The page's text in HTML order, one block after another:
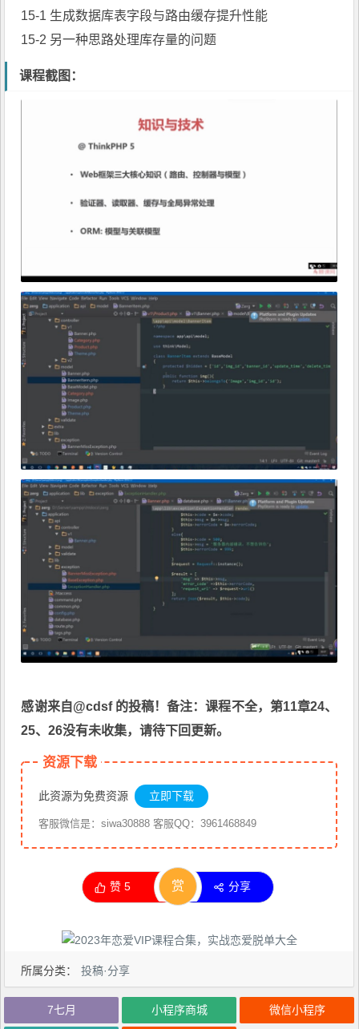
15-1 生成数据库表字段与路由缓存提升性能
15-2 另一种思路处理库存量的问题
课程截图：
感谢来自@cdsf 的投稿！备注：课程不全，第11章24、
25、26没有未收集，请待下回更新。
资源下载
此资源为免费资源 立即下载
客服微信是：siwa30888 客服QQ：3961468849
赞5 赏 分享
所属分类： 投稿·分享
7七月 小程序商城 微信小程序